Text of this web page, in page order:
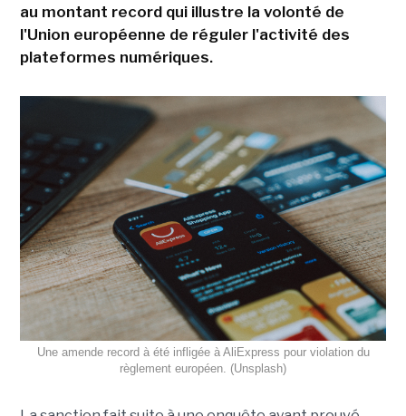
au montant record qui illustre la volonté de
l'Union européenne de réguler l'activité des
plateformes numériques.
Une amende record à été infligée à AliExpress pour violation du
règlement européen. (Unsplash)